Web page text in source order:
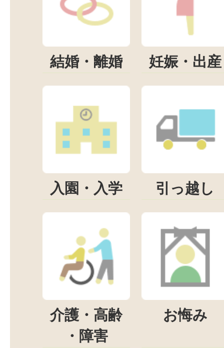
結婚・離婚 妊娠・出産
入園・入学 引っ越し
介護・高齢
・障害
お悔み